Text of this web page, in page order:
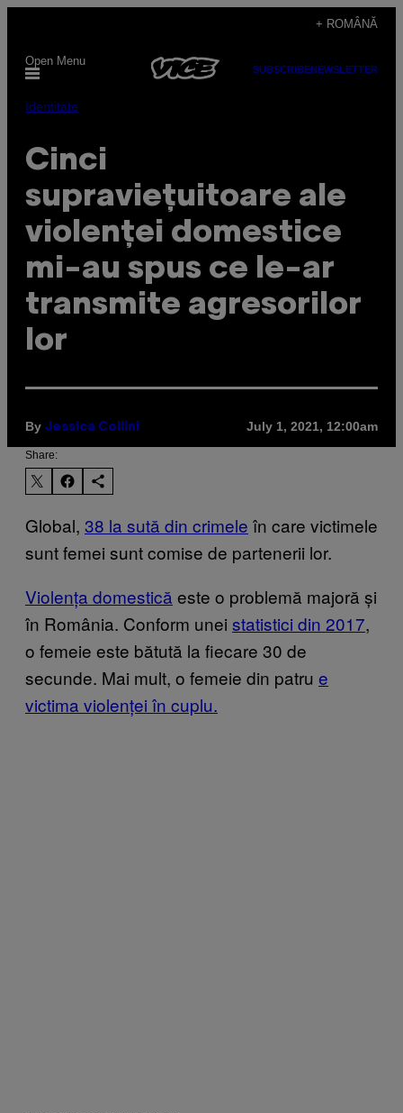
content
+ ROMÂNĂ
Open Menu
SUBSCRIBENEWSLETTER
Identitate
Cinci
supraviețuitoare ale
violenței domestice
mi-au spus ce le-ar
transmite agresorilor
lor
By Jessica Collini July 1, 2021, 12:00am
Share:
Global, 38 la sută din crimele în care victimele
sunt femei sunt comise de partenerii lor.
Violența domestică este o problemă majoră și
în România. Conform unei statistici din 2017,
o femeie este bătută la fiecare 30 de
secunde. Mai mult, o femeie din patru e
victima violenței în cuplu.